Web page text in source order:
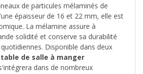
de particules mélaminés de
épaisseur de 16 et 22 mm, elle est
La mélamine assure à
solidité et conserve sa durabilité
Disponible dans deux
table de salle à manger
dans de nombreux